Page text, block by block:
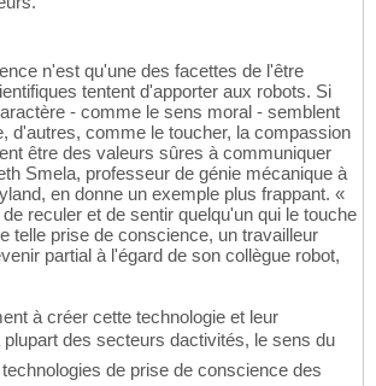
n'est qu'une des facettes de l'être
tentent d'apporter aux robots. Si
- comme le sens moral - semblent
d'autres, comme le toucher, la compassion
être des valeurs sûres à communiquer
Smela, professeur de génie mécanique à
en donne un exemple plus frappant. «
reculer et de sentir quelqu'un qui le touche
telle prise de conscience, un travailleur
partial à l'égard de son collègue robot,
à créer cette technologie et leur
des secteurs dactivités, le sens du
technologies de prise de conscience des